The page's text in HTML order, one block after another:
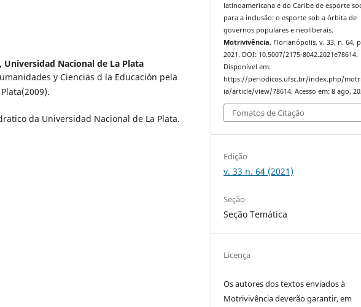
Universidad Nacional de La Plata
y Ciencias d la Educación pela
da Universidad Nacional de La Plata.
latinoamericana e do Caribe de esporte
para a inclusão: o esporte sob a órbita de
governos populares e neoliberais.
Motrivivência, Florianópolis, v. 33, n. 64,
2021. DOI: 10.5007/2175-8042.2021e78614.
Disponível em:
https://periodicos.ufsc.br/index.php/
ia/article/view/78614. Acesso em: 8 ago.
Fomatos de Citação
Edição
v. 33 n. 64 (2021)
Seção
Seção Temática
Licença
Os autores dos textos enviados à
Motrivivência deverão garantir, em